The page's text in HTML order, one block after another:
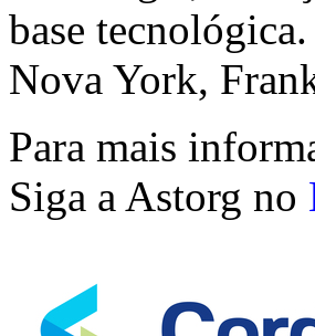
base
Nova York,
Para mais
Siga a Astorg no